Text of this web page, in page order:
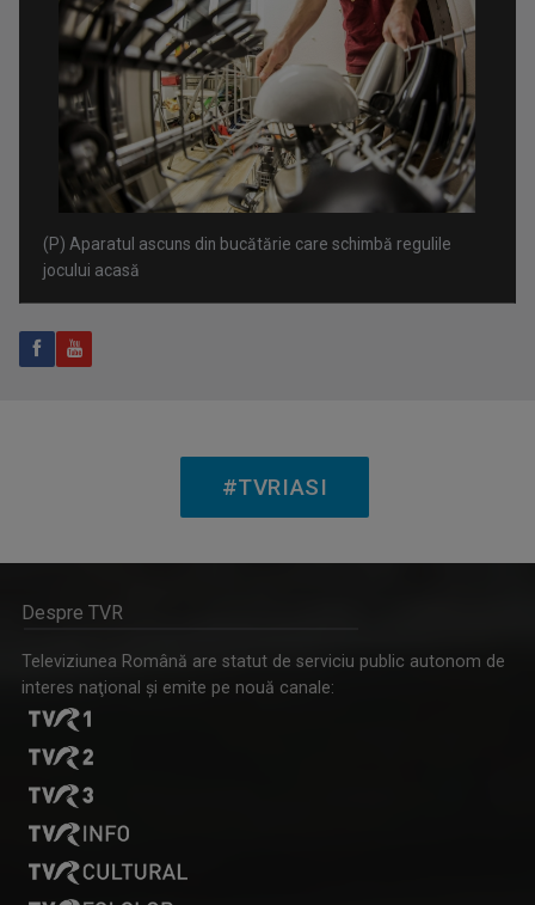
Metalic Rămâne Standardul de Aur pentru un Zâmbet
Perfect la un Preț Accesibil
#TVRIASI
Despre TVR
Televiziunea Română are statut de serviciu public autonom de
interes naţional şi emite pe nouă canale: